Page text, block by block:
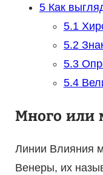
5Как
5.1
5.2
5.3
5.4
Много или
Линии Влияния
Венеры, их